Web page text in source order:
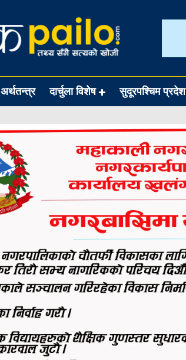
अर्थतन्त्र दार्चुला विशेष सुदूरपश्चिम प्रदेश